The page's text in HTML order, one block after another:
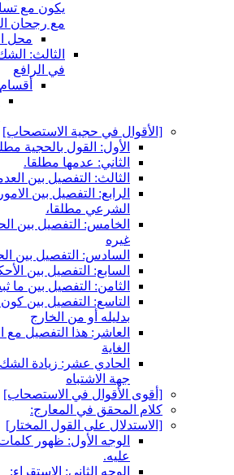
يكون مع
مع رجحان
محل
الثالث: الشك
في الرافع
أقسام
[الأقوال في حجية الاستصحاب‏]
الأول: القول بالحجية
الثاني: عدمها مطلقا.
الثالث: التفصيل بين
الرابع: التفصيل بين
الشرعي مطلقا،
الخامس: التفصيل بين
غيره
السادس: التفصيل بين
السابع: التفصيل بين
الثامن: التفصيل بين ما
التاسع: التفصيل بين
بدليله أو من الخارج
العاشر: هذا التفصيل مع
الغاية
الحادي عشر: زيادة الشك
جهة الاشتباه
[أقوى الأقوال في الاستصحاب‏]
كلام المحقق في المعارج:
[الاستدلال على القول المختار]
الوجه الأول: ظهور كلمات
عليه.
الوجه الثاني: الاستقراء: